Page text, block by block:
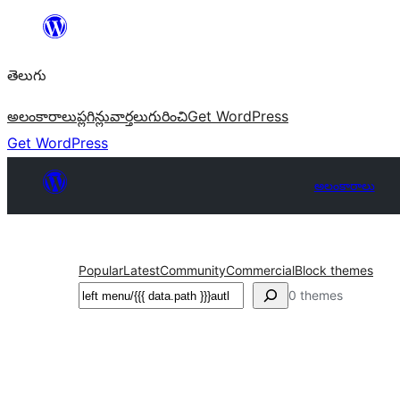
విషయానికి
తెలుగు
అలంకారాలుప్లగిన్లువార్తలుగురించిGet WordPress
Get WordPress
అలంకారాలు
PopularLatestCommunityCommercialBlock themes
వెతుకు 0 themes